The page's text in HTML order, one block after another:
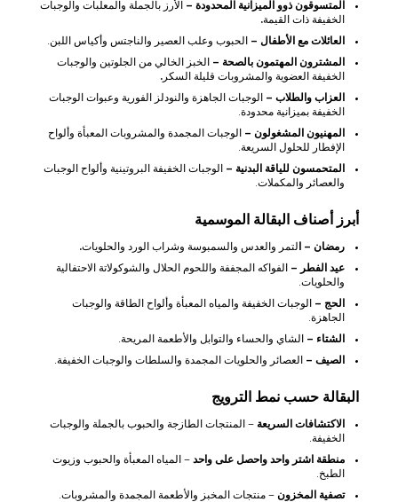
المتسوقون ذوو الميزانية المحدودة –
الأرز بالجملة والمعلبات والوجبات
الخفيفة ذات القيمة.
العائلات مع الأطفال –
الحبوب وعلب العصير والناجتس وأكياس اللبن.
المشترون المهتمون بالصحة –
الخبز الخالي من الجلوتين والوجبات
الخفيفة العضوية والمشروبات قليلة السكر .
العزاب والطلاب –
الوجبات الجاهزة والنودلز الفورية وعبوات الوجبات
الخفيفة بميزانية محدودة.
المهنيون المشغولون –
الوجبات المجمدة والمشروبات المعبأة وألواح
الإفطار للحلول السريعة.
المتحمسون للياقة البدنية –
الوجبات الخفيفة البروتينية وألواح الوجبات
والعصائر والمكملات.
أبرز أصناف البقالة الموسمية
رمضان – ا لتمر والعدس والسمبوسة وشراب الورد والحلويات.
عيد الفطر –
الفواكه المجففة واللحوم الحلال والشوكولاتة الاحتفالية
والحلويات.
الحج –
الوجبات الخفيفة والمياه المعبأة وألواح الطاقة والوجبات
الجاهزة.
الشتاء –
الشاي والحساء والتوابل والأطعمة المريحة.
الصيف –
العصائر والحلويات المجمدة والسلطات والوجبات الخفيفة.
البقالة حسب نمط الترويج
الاكتشافات السريعة – المنتجات الطازجة والحبوب بالجملة والوجبات
الخفيفة.
منطقة اشتر واحد واحصل على واحد – المياه المعبأة والحبوب وزيوت
الطبخ.
تصفية المخزون – منتجات المخبز والأطعمة المجمدة والمشروبات.